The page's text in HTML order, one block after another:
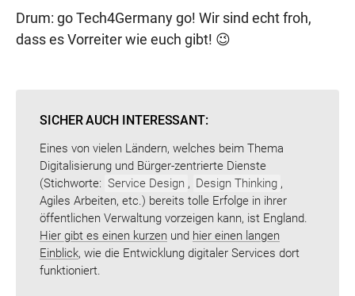
Drum: go Tech4Germany go! Wir sind echt froh,
dass es Vorreiter wie euch gibt! 😉
SICHER AUCH INTERESSANT:
Eines von vielen Ländern, welches beim Thema
Digitalisierung und Bürger-zentrierte Dienste
(Stichworte: Service Design , Design Thinking ,
Agiles Arbeiten, etc.) bereits tolle Erfolge in ihrer
öffentlichen Verwaltung vorzeigen kann, ist England.
Hier gibt es einen kurzen und hier einen langen
Einblick, wie die Entwicklung digitaler Services dort
funktioniert.